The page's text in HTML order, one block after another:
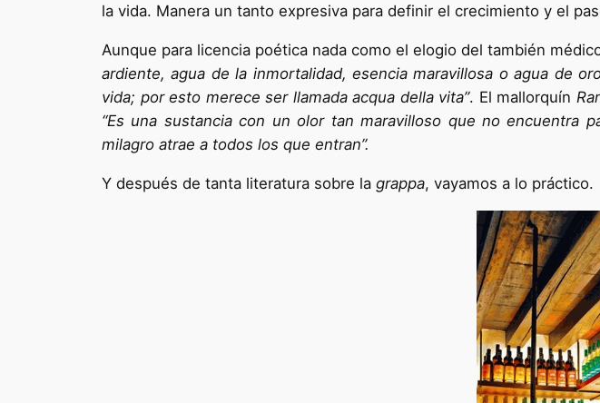
la vida. Manera un tanto expresiva para definir el crecimiento y el
Aunque para licencia poética nada como el elogio del también
ardiente, agua de la inmortalidad, esencia maravillosa o agua de
vida; por esto merece ser llamada acqua della vita”. El mallorquín
“Es una sustancia con un olor tan maravilloso que no
milagro atrae a todos los que entran”.
Y después de tanta literatura sobre la grappa, vayamos a lo práctico.